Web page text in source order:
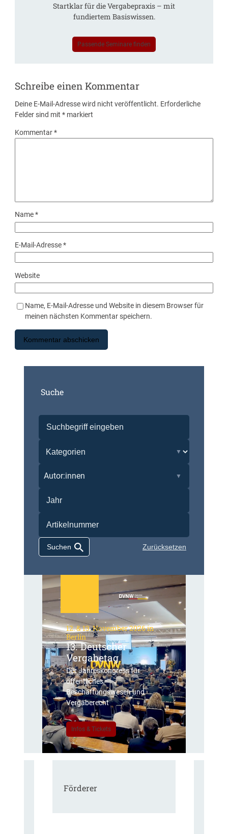
Startklar für die Vergabepraxis – mit
fundiertem Basiswissen.
Passende Seminare finden
Schreibe einen Kommentar
Deine E-Mail-Adresse wird nicht veröffentlicht. Erforderliche
Felder sind mit* markiert
Kommentar*
Name*
E-Mail-Adresse*
Website
Name, E-Mail-Adresse und Website in diesem Browser für
meinen nächsten Kommentar speichern.
Suche
Autor:innen
Zurücksetzen
12. & 13. November 2026 in
Berlin
13. Deutscher
Vergabetag
Der Jahreskongress für
öffentliches
Beschaffungswesen und
Vergaberecht
Infos & Tickets
Förderer